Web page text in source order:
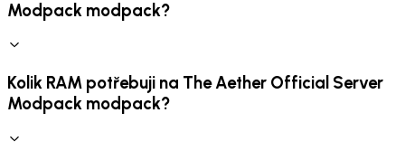
Modpack modpack?
Kolik RAM potřebuji na The Aether Official Server
Modpack modpack?